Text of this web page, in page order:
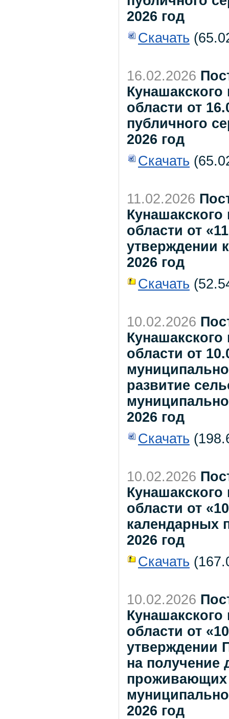
2026 год
Скачать
16.02.2026
области от
публичного
2026 год
Скачать
11.02.2026
области от
утверждении
2026 год
Скачать
10.02.2026
области от
развитие
2026 год
Скачать
10.02.2026
области от
календарных
2026 год
Скачать
10.02.2026
области от
утверждении
на получение
проживающих
2026 год